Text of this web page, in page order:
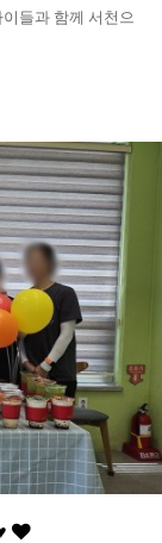
들과 함께 서천으